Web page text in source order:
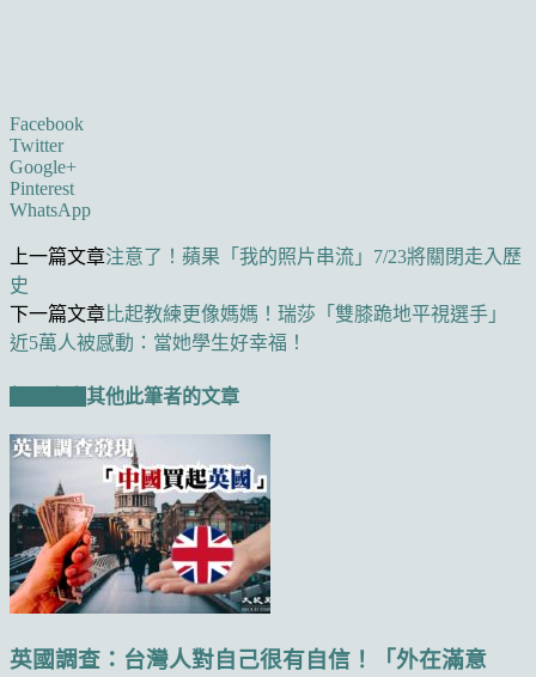
Facebook
Twitter
Google+
Pinterest
WhatsApp
上一篇文章注意了！蘋果「我的照片串流」7/23將關閉走入歷
史
下一篇文章比起教練更像媽媽！瑞莎「雙膝跪地平視選手」
近5萬人被感動：當她學生好幸福！
其他此筆者的文章
英國調查：台灣人對自己很有自信！「外在滿意